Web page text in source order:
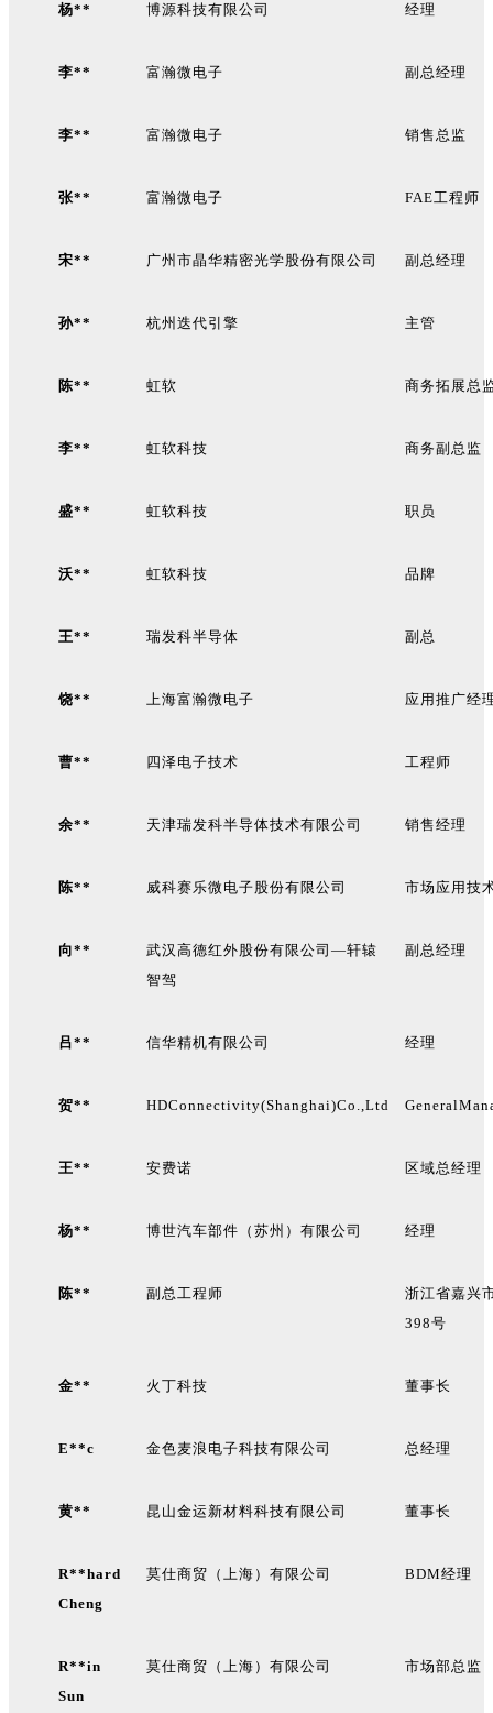
杨** 博源科技有限公司 经理
李** 富瀚微电子 副总经理
李** 富瀚微电子 销售总监
张** 富瀚微电子 FAE工程师
宋** 广州市晶华精密光学股份有限公司 副总经理
孙** 杭州迭代引擎 主管
陈** 虹软 商务拓展总
李** 虹软科技 商务副总监
盛** 虹软科技 职员
沃** 虹软科技 品牌
王** 瑞发科半导体 副总
饶** 上海富瀚微电子 应用推广经
曹** 四泽电子技术 工程师
余** 天津瑞发科半导体技术有限公司 销售经理
陈** 威科赛乐微电子股份有限公司 市场应用技
向**
武汉高德红外股份有限公司—轩辕
智驾
副总经理
吕** 信华精机有限公司 经理
贺** HDConnectivity(Shanghai)Co.,Ltd
王** 安费诺 区域总经理
杨** 博世汽车部件（苏州）有限公司 经理
陈** 副总工程师
浙江省嘉兴
398号
金** 火丁科技 董事长
E**c 金色麦浪电子科技有限公司 总经理
黄** 昆山金运新材料科技有限公司 董事长
R**hard
Cheng
莫仕商贸（上海）有限公司 BDM经理
R**in
Sun
莫仕商贸（上海）有限公司 市场部总监